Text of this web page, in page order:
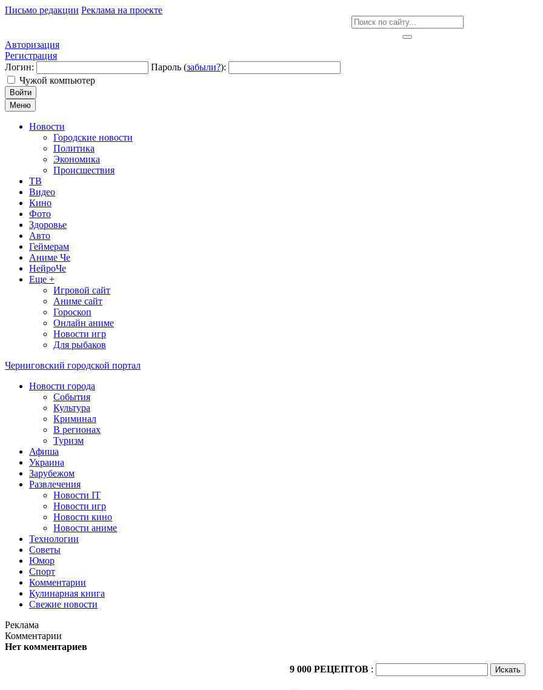
Письмо редакции Реклама на проекте
Авторизация
Регистрация
Логин:
Пароль (забыли?):
Чужой компьютер
Войти
Меню
Новости
Городские новости
Политика
Экономика
Происшествия
ТВ
Видео
Кино
Фото
Здоровье
Авто
Геймерам
Аниме Че
НейроЧе
Еще +
Игровой сайт
Аниме сайт
Гороскоп
Онлайн аниме
Новости игр
Для рыбаков
Черниговский городской портал
Новости города
События
Культура
Криминал
В регионах
Туризм
Афиша
Украина
Зарубежом
Развлечения
Новости IT
Новости игр
Новости кино
Новости аниме
Технологии
Советы
Юмор
Спорт
Комментарии
Кулинарная книга
Свежие новости
Реклама
Комментарии
Нет комментариев
9 000 РЕЦЕПТОВ :